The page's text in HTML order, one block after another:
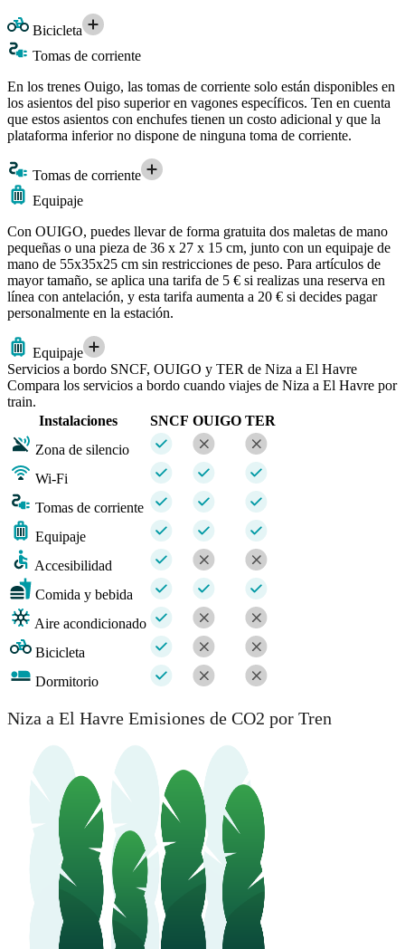
Bicicleta
Tomas de corriente
En los trenes Ouigo, las tomas de corriente solo están disponibles en
los asientos del piso superior en vagones específicos. Ten en cuenta
que estos asientos con enchufes tienen un costo adicional y que la
plataforma inferior no dispone de ninguna toma de corriente.
Tomas de corriente
Equipaje
Con OUIGO, puedes llevar de forma gratuita dos maletas de mano
pequeñas o una pieza de 36 x 27 x 15 cm, junto con un equipaje de
mano de 55x35x25 cm sin restricciones de peso. Para artículos de
mayor tamaño, se aplica una tarifa de 5 € si realizas una reserva en
línea con antelación, y esta tarifa aumenta a 20 € si decides pagar
personalmente en la estación.
Equipaje
Servicios a bordo SNCF, OUIGO y TER de Niza a El Havre
Compara los servicios a bordo cuando viajes de Niza a El Havre por
train.
Instalaciones
SNCF OUIGO TER
Zona de silencio
Wi-Fi
Tomas de corriente
Equipaje
Accesibilidad
Comida y bebida
Aire acondicionado
Bicicleta
Dormitorio
Niza a El Havre Emisiones de CO2 por Tren